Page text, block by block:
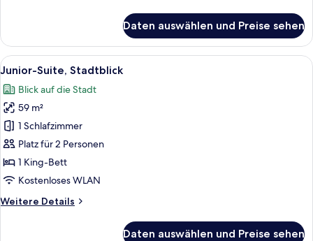
Daten auswählen und Preise sehen
Alle
Fotos
für
Junior-
Suite,
Stadtblick
anzeigen
Ein modernes Badezimmer mit
9
Junior-Suite, Stadtblick
Blick auf die Stadt
59 m²
1 Schlafzimmer
Platz für 2 Personen
1 King-Bett
Kostenloses WLAN
Weitere Details
Weitere
Daten auswählen und Preise sehen